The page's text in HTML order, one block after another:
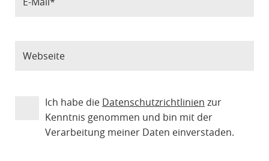
Ich habe die Datenschutzrichtlinien zur
Kenntnis genommen und bin mit der
Verarbeitung meiner Daten einverstaden.